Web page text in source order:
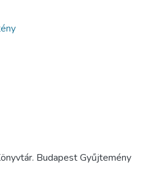
Budapest Gyűjtemény